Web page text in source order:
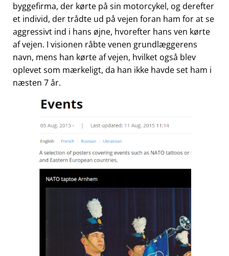
byggefirma, der kørte på sin motorcykel, og derefter
et individ, der trådte ud på vejen foran ham for at se
aggressivt ind i hans øjne, hvorefter hans ven kørte
af vejen. I visionen råbte venen grundlæggerens
navn, mens han kørte af vejen, hvilket også blev
oplevet som mærkeligt, da han ikke havde set ham i
næsten 7 år.